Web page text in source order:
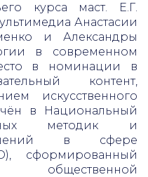
курса маст. Е.Г.
Анастасии
и Александры
в современном
в номинации в
контент,
искусственного
в Национальный
методик и
в сфере
сформированный
общественной